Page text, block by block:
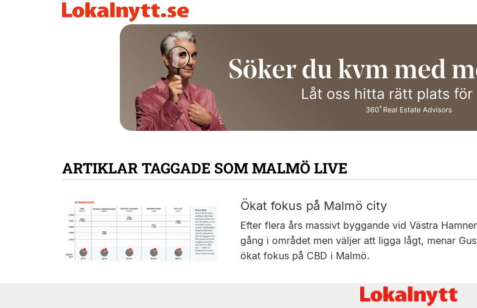
ARTIKLAR TAGGADE SOM MALMÖ LIVE
Ökat fokus på Malmö city
Efter flera års massivt byggande vid Västra
gång i området men väljer att ligga lågt, menar
ökat fokus på CBD i Malmö.